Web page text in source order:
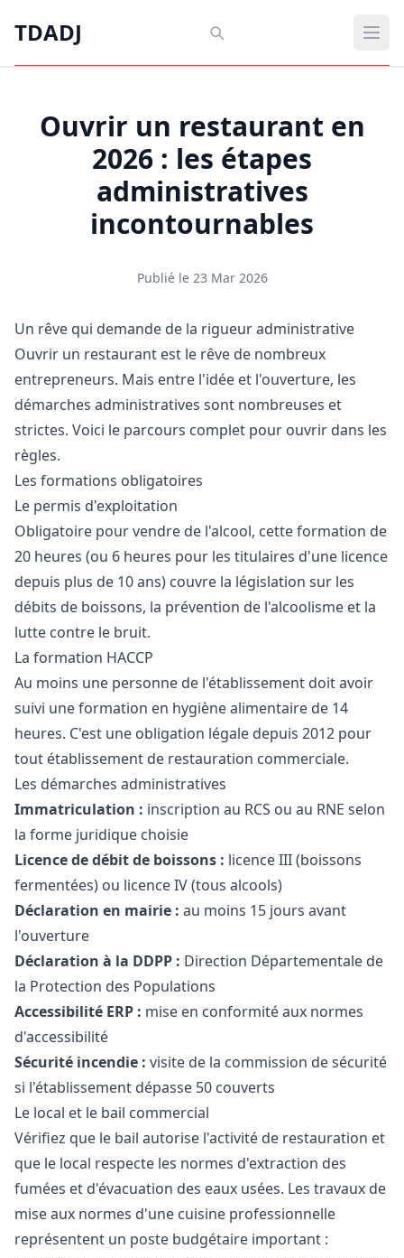
TDADJ
TDADJ
Ouvrir un restaurant en
2026 : les étapes
administratives
incontournables
Publié le 23 Mar 2026
Un rêve qui demande de la rigueur administrative
Ouvrir un restaurant est le rêve de nombreux
entrepreneurs. Mais entre l'idée et l'ouverture, les
démarches administratives sont nombreuses et
strictes. Voici le parcours complet pour ouvrir dans les
règles.
Les formations obligatoires
Le permis d'exploitation
Obligatoire pour vendre de l'alcool, cette formation de
20 heures (ou 6 heures pour les titulaires d'une licence
depuis plus de 10 ans) couvre la législation sur les
débits de boissons, la prévention de l'alcoolisme et la
lutte contre le bruit.
La formation HACCP
Au moins une personne de l'établissement doit avoir
suivi une formation en hygiène alimentaire de 14
heures. C'est une obligation légale depuis 2012 pour
tout établissement de restauration commerciale.
Les démarches administratives
Immatriculation : inscription au RCS ou au RNE selon
la forme juridique choisie
Licence de débit de boissons : licence III (boissons
fermentées) ou licence IV (tous alcools)
Déclaration en mairie : au moins 15 jours avant
l'ouverture
Déclaration à la DDPP : Direction Départementale de
la Protection des Populations
Accessibilité ERP : mise en conformité aux normes
d'accessibilité
Sécurité incendie : visite de la commission de sécurité
si l'établissement dépasse 50 couverts
Le local et le bail commercial
Vérifiez que le bail autorise l'activité de restauration et
que le local respecte les normes d'extraction des
fumées et d'évacuation des eaux usées. Les travaux de
mise aux normes d'une cuisine professionnelle
représentent un poste budgétaire important :